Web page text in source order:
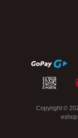
Copyright ©